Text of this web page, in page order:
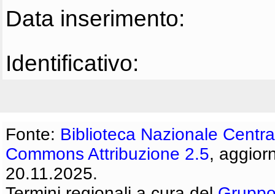
Data inserimento:
Identificativo:
Fonte: Biblioteca Nazionale
Commons Attribuzione 2.5,
20.11.2025.